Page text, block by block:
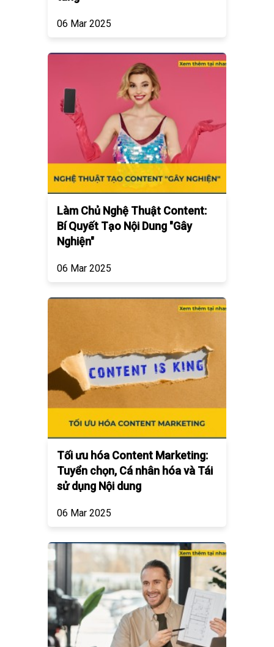
06 Mar 2025
Làm Chủ Nghệ Thuật Content:
Bí Quyết Tạo Nội Dung "Gây
Nghiện"
06 Mar 2025
Tối ưu hóa Content Marketing:
Tuyển chọn, Cá nhân hóa và Tái
sử dụng Nội dung
06 Mar 2025